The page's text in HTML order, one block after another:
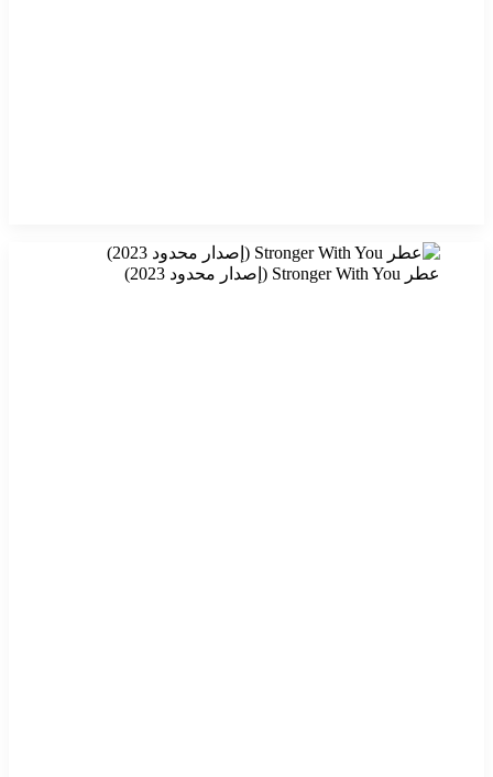
عطر Stronger With You (إصدار محدود 2023)